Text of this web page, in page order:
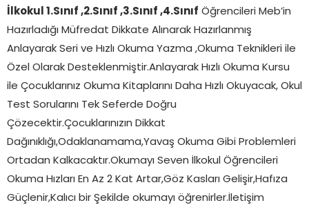
İlkokul 1.Sınıf ,2.Sınıf ,3.Sınıf ,4.Sınıf Öğrencileri Meb’in
Hazırladığı Müfredat Dikkate Alınarak Hazırlanmış
Anlayarak Seri ve Hızlı Okuma Yazma ,Okuma Teknikleri ile
Özel Olarak Desteklenmiştir.Anlayarak Hızlı Okuma Kursu
ile Çocuklarınız Okuma Kitaplarını Daha Hızlı Okuyacak, Okul
Test Sorularını Tek Seferde Doğru
Çözecektir.Çocuklarınızın Dikkat
Dağınıklığı,Odaklanamama,Yavaş Okuma Gibi Problemleri
Ortadan Kalkacaktır.Okumayı Seven İlkokul Öğrencileri
Okuma Hızları En Az 2 Kat Artar,Göz Kasları Gelişir,Hafıza
Güçlenir,Kalıcı bir Şekilde okumayı öğrenirler.İletişim